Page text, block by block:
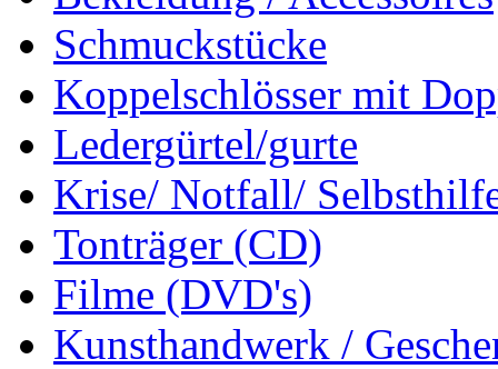
Schmuckstücke
Koppelschlösser mit
Ledergürtel/gurte
Krise/ Notfall/
Tonträger (CD)
Filme (DVD's)
Kunsthandwerk /